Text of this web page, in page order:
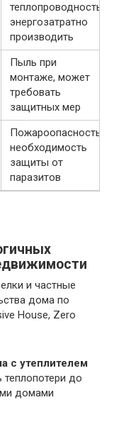
теплопроводность,
энергозатратно
производить
Пыль при
монтаже, может
требовать
защитных мер
Пожароопасность,
необходимость
защиты от
паразитов
и частные
дома по
House, Zero
с утеплителем
до
домами